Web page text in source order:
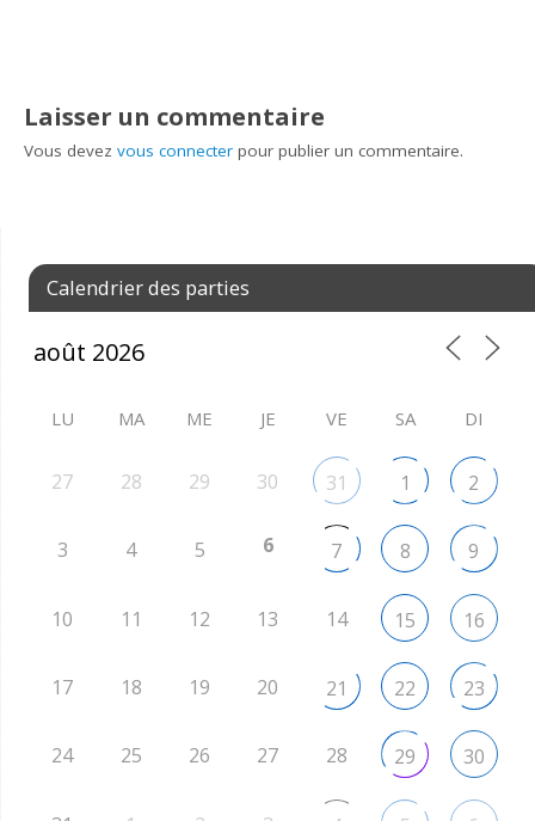
Laisser un commentaire
Vous devezvous connecter pour publier un commentaire.
Calendrier des parties
LU MA ME JE VE SA DI
27 28 29 30 31 1 2
3 4 5 6 7 8 9
10 11 12 13 14 15 16
17 18 19 20 21 22 23
24 25 26 27 28 29 30